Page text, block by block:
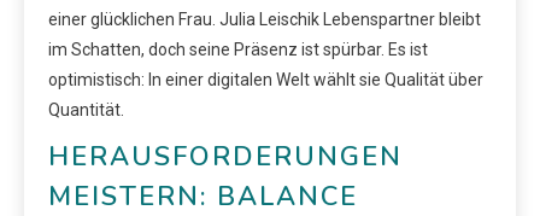
einer glücklichen Frau. Julia Leischik Lebenspartner bleibt
im Schatten, doch seine Präsenz ist spürbar. Es ist
optimistisch: In einer digitalen Welt wählt sie Qualität über
Quantität.
HERAUSFORDERUNGEN
MEISTERN: BALANCE